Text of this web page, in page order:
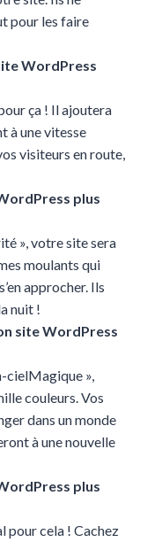
pour les faire
WordPress
ça ! Il ajoutera
à une vitesse
visiteurs en route,
plus
», votre site sera
moulants qui
approcher. Ils
nuit !
site WordPress
cielMagique »,
couleurs. Vos
dans un monde
à une nouvelle
plus
pour cela ! Cachez